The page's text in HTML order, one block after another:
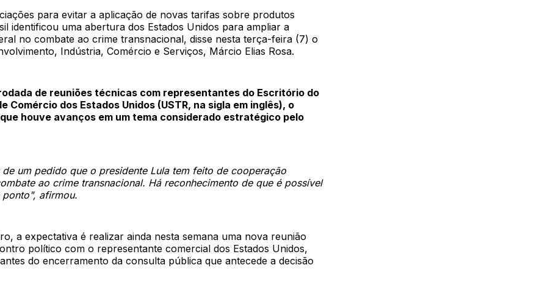
para evitar a aplicação de novas tarifas sobre produtos
identificou uma abertura dos Estados Unidos para ampliar a
no combate ao crime transnacional, disse nesta terça-feira (7) o
Indústria, Comércio e Serviços, Márcio Elias Rosa.
de reuniões técnicas com representantes do Escritório do
Comércio dos Estados Unidos (USTR, na sigla em inglês), o
houve avanços em um tema considerado estratégico pelo
de um pedido que o presidente Lula tem feito de cooperação
ao crime transnacional. Há reconhecimento de que é possível
ponto", afirmou.
a expectativa é realizar ainda nesta semana uma nova reunião
político com o representante comercial dos Estados Unidos,
do encerramento da consulta pública que antecede a decisão